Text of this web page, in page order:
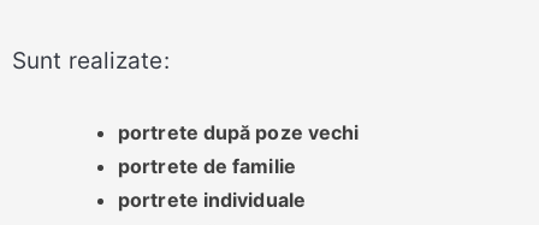
Sunt realizate:
portrete după poze vechi
portrete de familie
portrete individuale